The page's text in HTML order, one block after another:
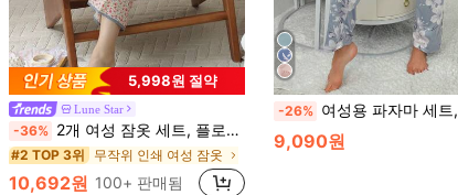
5,998원 절약
Lune Star
-36% 2개 여성 잠옷 세트, 플로럴 프린트 반팔 상의 및 긴 바지, 빈티지 궁전 스타일 미니멀리스트 패션, 봄, 여름, 가을에 적합
#2 TOP 3위 무작위 인쇄 여성 잠옷
10,692원 100+ 판매됨
-26% 여성용 파자마 세트, 140g 밀크 실크 원단, 디
9,090원